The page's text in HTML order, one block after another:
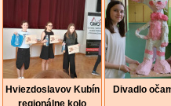
Hviezdoslavov Kubín
regionálne kolo
Divadlo